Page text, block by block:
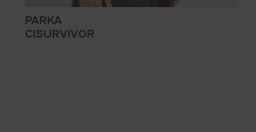
PARKA
CISURVIVOR